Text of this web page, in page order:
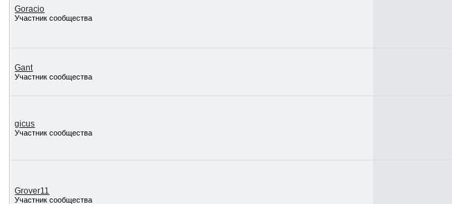
Goracio
Участник сообщества
Gant
Участник сообщества
gicus
Участник сообщества
Grover11
Участник сообщества